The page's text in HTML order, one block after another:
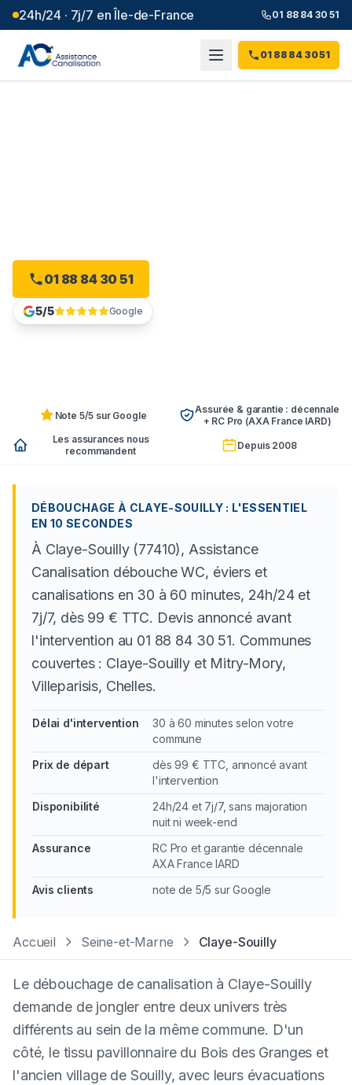
24h/24 · 7j/7 en Île-de-France 01 88 84 30 51
01 88 84 30 51
01 88 84 30 51
5/5 Google
Note 5/5 sur Google
Assurée & garantie : décennale
+ RC Pro (AXA France IARD)
Les assurances nous
recommandent
Depuis 2008
DÉBOUCHAGE À CLAYE-SOUILLY : L'ESSENTIEL
EN 10 SECONDES
À Claye-Souilly (77410), Assistance
Canalisation débouche WC, éviers et
canalisations en 30 à 60 minutes, 24h/24 et
7j/7, dès 99 € TTC. Devis annoncé avant
l'intervention au 01 88 84 30 51. Communes
couvertes : Claye-Souilly et Mitry-Mory,
Villeparisis, Chelles.
Délai d'intervention
30 à 60 minutes selon votre
commune
Prix de départ
dès 99 € TTC, annoncé avant
l'intervention
Disponibilité
24h/24 et 7j/7, sans majoration
nuit ni week-end
Assurance
RC Pro et garantie décennale
AXA France IARD
Avis clients
note de 5/5 sur Google
Accueil Seine-et-Marne Claye-Souilly
Le débouchage de canalisation à Claye-Souilly
demande de jongler entre deux univers très
différents au sein de la même commune. D'un
côté, le tissu pavillonnaire du Bois des Granges et
l'ancien village de Souilly, avec leurs évacuations